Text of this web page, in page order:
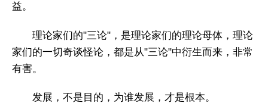
益。
理论家们的"三论"，是理论家们的理论母体，理论
家们的一切奇谈怪论，都是从"三论"中衍生而来，非常
有害。
发展，不是目的，为谁发展，才是根本。